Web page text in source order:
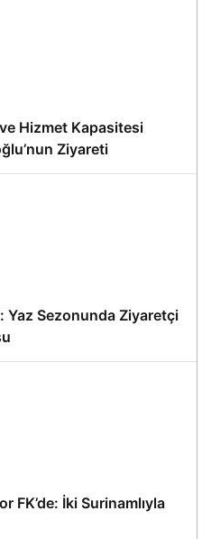
ve Hizmet Kapasitesi
Ziyareti
Yaz Sezonunda Ziyaretçi
FK’de: İki Surinamlıyla